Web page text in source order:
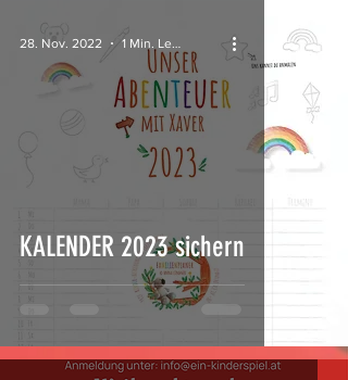
KALENDER 2023 sichern
28. Nov. 2022 1 Min. Lesezeit